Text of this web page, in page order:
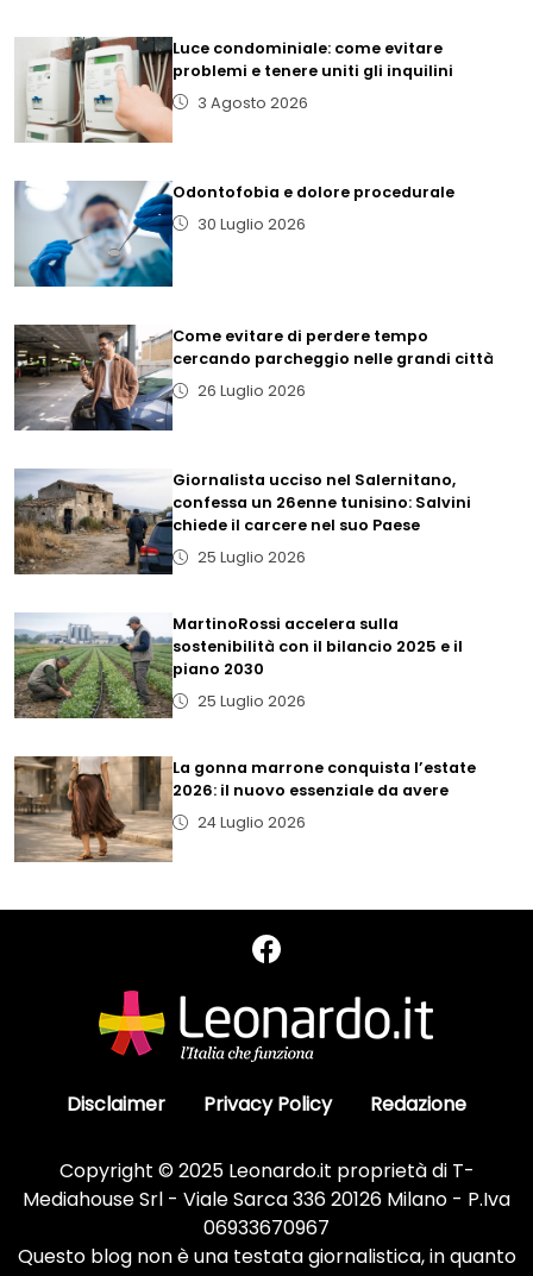
Luce condominiale: come evitare
problemi e tenere uniti gli inquilini
3 Agosto 2026
Odontofobia e dolore procedurale
30 Luglio 2026
Come evitare di perdere tempo
cercando parcheggio nelle grandi città
26 Luglio 2026
Giornalista ucciso nel Salernitano,
confessa un 26enne tunisino: Salvini
chiede il carcere nel suo Paese
25 Luglio 2026
MartinoRossi accelera sulla
sostenibilità con il bilancio 2025 e il
piano 2030
25 Luglio 2026
La gonna marrone conquista l’estate
2026: il nuovo essenziale da avere
24 Luglio 2026
Disclaimer Privacy Policy Redazione
Copyright © 2025 Leonardo.it proprietà di T-
Mediahouse Srl - Viale Sarca 336 20126 Milano - P.Iva
06933670967
Questo blog non è una testata giornalistica, in quanto